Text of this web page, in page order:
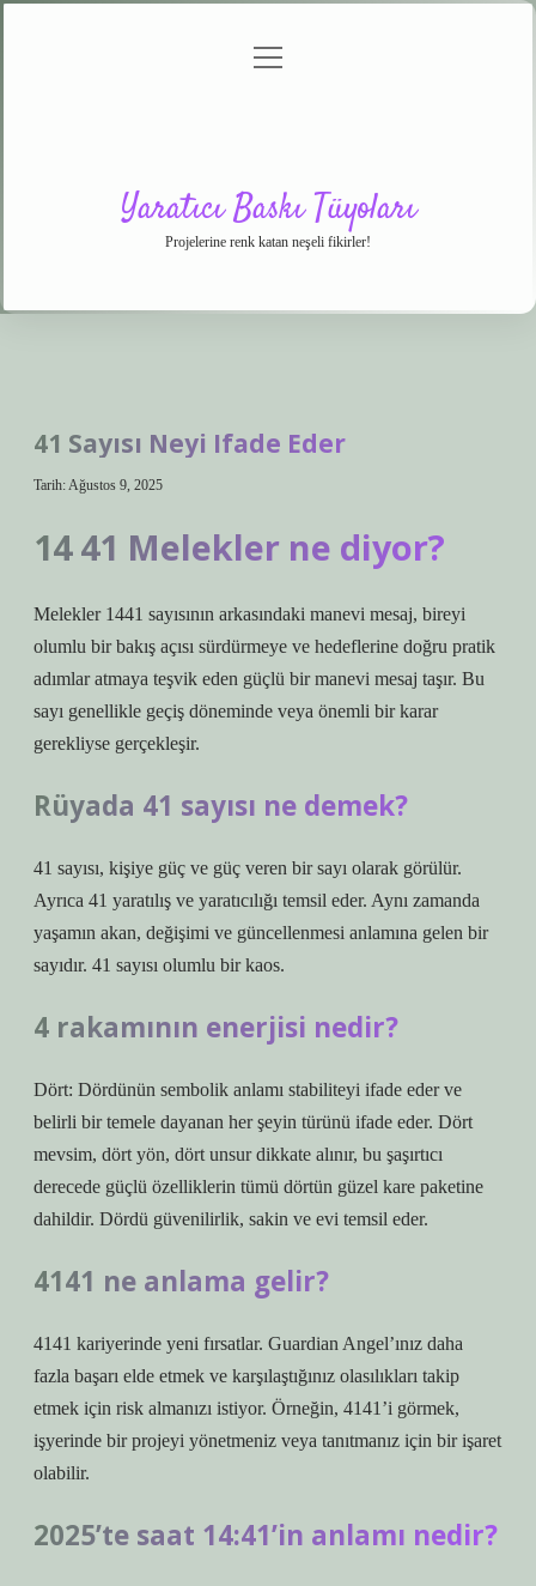
menüyü
Yaratıcı Baskı Tüyoları
Projelerine renk katan neşeli fikirler!
41 Sayısı Neyi Ifade Eder
Tarih: Ağustos 9, 2025
14 41 Melekler ne diyor?
Melekler 1441 sayısının arkasındaki manevi mesaj, bireyi
olumlu bir bakış açısı sürdürmeye ve hedeflerine doğru pratik
adımlar atmaya teşvik eden güçlü bir manevi mesaj taşır. Bu
sayı genellikle geçiş döneminde veya önemli bir karar
gerekliyse gerçekleşir.
Rüyada 41 sayısı ne demek?
41 sayısı, kişiye güç ve güç veren bir sayı olarak görülür.
Ayrıca 41 yaratılış ve yaratıcılığı temsil eder. Aynı zamanda
yaşamın akan, değişimi ve güncellenmesi anlamına gelen bir
sayıdır. 41 sayısı olumlu bir kaos.
4 rakamının enerjisi nedir?
Dört: Dördünün sembolik anlamı stabiliteyi ifade eder ve
belirli bir temele dayanan her şeyin türünü ifade eder. Dört
mevsim, dört yön, dört unsur dikkate alınır, bu şaşırtıcı
derecede güçlü özelliklerin tümü dörtün güzel kare paketine
dahildir. Dördü güvenilirlik, sakin ve evi temsil eder.
4141 ne anlama gelir?
4141 kariyerinde yeni fırsatlar. Guardian Angel’ınız daha
fazla başarı elde etmek ve karşılaştığınız olasılıkları takip
etmek için risk almanızı istiyor. Örneğin, 4141’i görmek,
işyerinde bir projeyi yönetmeniz veya tanıtmanız için bir işaret
olabilir.
2025’te saat 14:41’in anlamı nedir?